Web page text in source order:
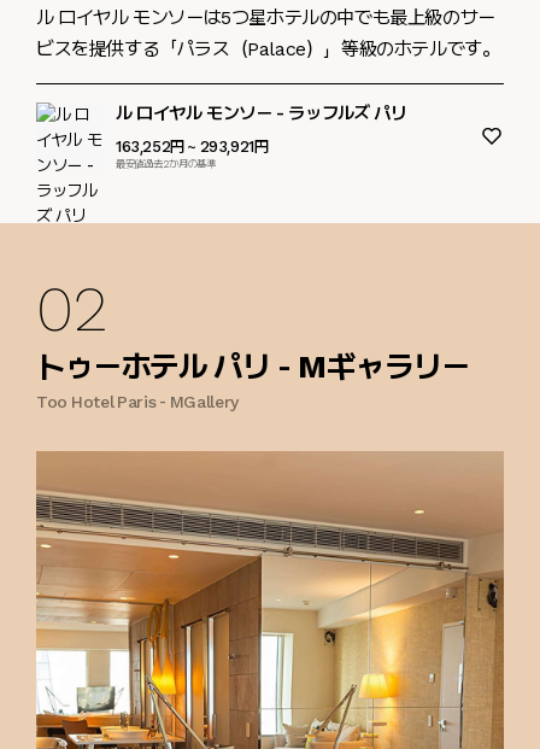
ル ロイヤル モンソーは5つ星ホテルの中でも最上級のサー
ビスを提供する「パラス（Palace）」等級のホテルです。
ル ロイヤル モンソー - ラッフルズ パリ
163,252円 ~ 293,921円
最安値過去2か月の基準
02
トゥーホテル パリ - Mギャラリー
Too Hotel Paris - MGallery